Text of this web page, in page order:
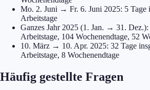
Mo. 2. Juni → Fr. 6. Juni 2025: 5 Tage
Arbeitstage
Ganzes Jahr 2025 (1. Jan. → 31.
Arbeitstage, 104 Wochenendtage, 52
10. März → 10. Apr. 2025: 32 Tage
Arbeitstage, 8 Wochenendtage
Häufig gestellte Fragen